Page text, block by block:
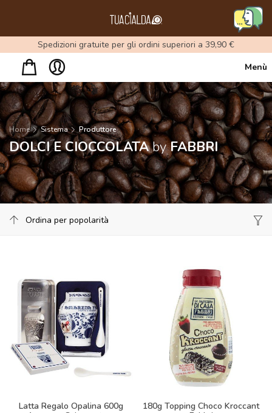
Spedizioni gratuite per gli ordini superiori a 39,90 €
Menù
Home Sistema Produttore
DOLCI E CIOCCOLATAbyFABBRI
Latta Regalo Opalina 600g
180g Topping Choco Kroccant